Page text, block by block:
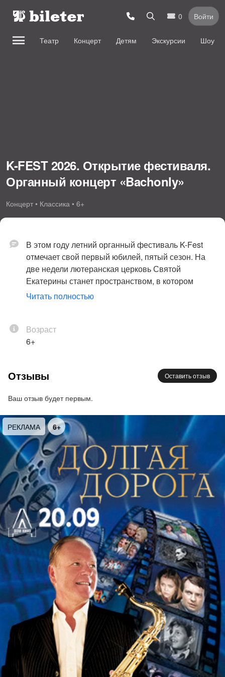
0 Войти
Театр Концерт Детям Экскурсии Шоу
K-FEST 2026. Открытие фестиваля.
Органный концерт «Bachonly»
Концерт • Классика • 6+
В этом году летний органный фестиваль K-Fest
отмечает свой первый юбилей, пятый сезон. На
две недели лютеранская церковь Святой
Екатерины станет пространством, в котором
прозвучат программы, посвящённые наиболее
представляет самостоятельную художественную
идею, к которой мы будем возвращаться в новом
инструменту, которому в ближайшем будущем
фестиваля станут яркие органисты Санкт-
Петербурга и Москвы.
Открывает фестиваль органный концерт
«Bachonly» — монографическая программа,
целиком посвящённая музыке Иоганна
Себастьяна Баха. Для органной культуры имя
Баха имеет особое значение: его сочинения стали
одной из вершин европейской музыкальной
традиции и до сих пор остаются мерой
художественной глубины, полифонического
мастерства и духовной сосредоточенности.
Программа концерта показывает Баха в разных
жанрах и масштабах. В ней прозвучат токкаты,
прелюдии и фуги, хоральная прелюдия, а также
Ария фа мажор, связанная с музыкой Франсуа
Куперена. Эти сочинения позволяют услышать,
как в баховском письме соединяются
импровизационная свобода и строгая логика
формы, виртуозная энергия и внутренняя
собранность, ясность музыкальной мысли и
богатство органного звучания.
Читать полностью
Возраст
6+
Отзывы Оставить отзыв
Ваш отзыв будет первым.
РЕКЛАМА 6+